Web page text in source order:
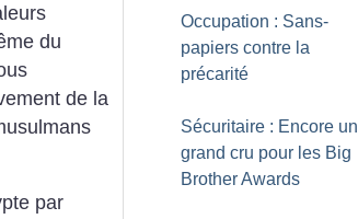
du
de la
par
Occupation : Sans-
papiers contre la
précarité
Sécuritaire : Encore un
grand cru pour les Big
Brother Awards